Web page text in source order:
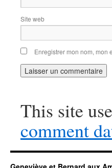
Site web
Enregistrer mon nom, mon
This site
comment